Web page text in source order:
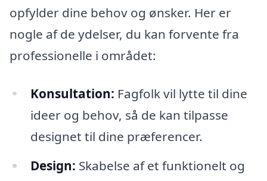
opfylder dine behov og ønsker. Her er
nogle af de ydelser, du kan forvente fra
professionelle i området:
Konsultation: Fagfolk vil lytte til dine
ideer og behov, så de kan tilpasse
designet til dine præferencer.
Design: Skabelse af et funktionelt og